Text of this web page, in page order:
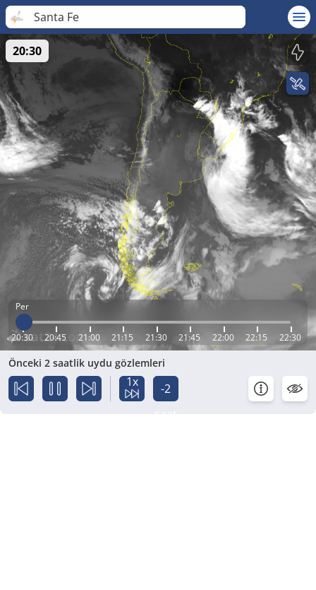
Santa Fe
Per
20:30 20:45 21:00 21:15 21:30 21:45 22:00 22:15 22:30
20:30
Önceki 2 saatlik uydu gözlemleri
1x
-2